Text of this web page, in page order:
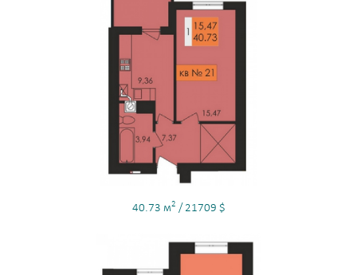
40.73 м2 / 21709 $